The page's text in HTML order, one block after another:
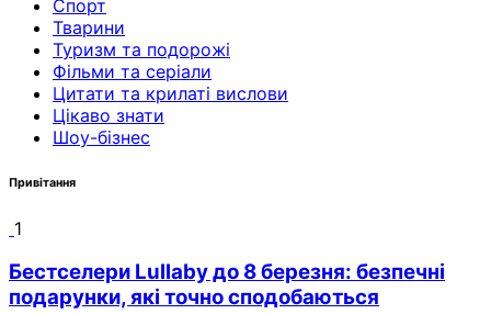
Спорт
Тварини
Туризм та подорожі
Фільми та серіали
Цитати та крилаті вислови
Цікаво знати
Шоу-бізнес
Привітання
1
Бестселери Lullaby до 8 березня: безпечні
подарунки, які точно сподобаються